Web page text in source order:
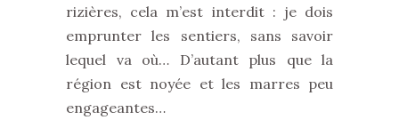
rizières, cela m’est interdit : je dois
emprunter les sentiers, sans savoir
lequel va où… D’autant plus que la
région est noyée et les marres peu
engageantes…